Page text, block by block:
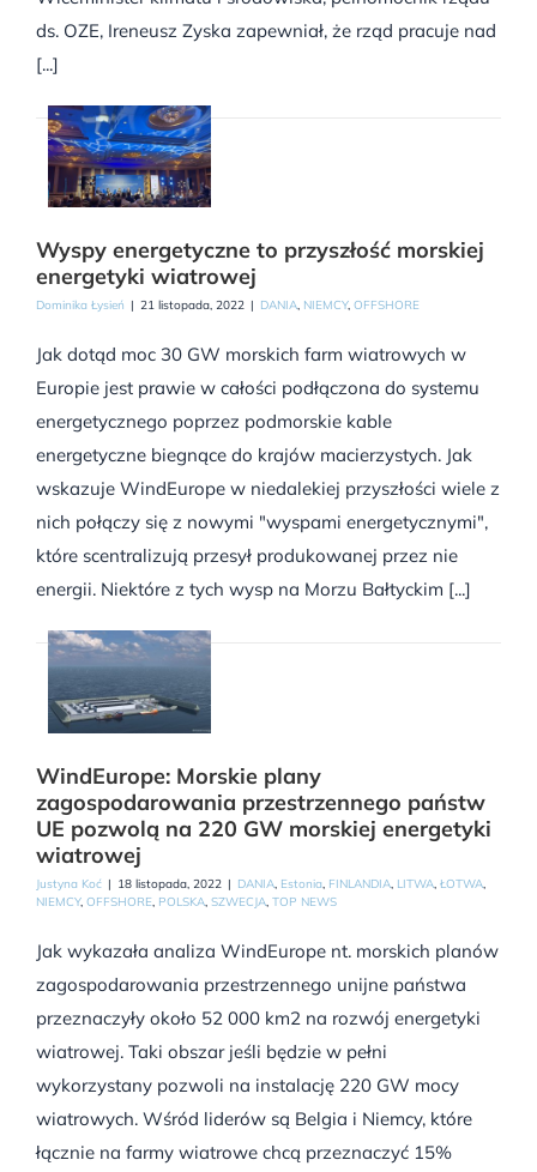
ds. OZE, Ireneusz Zyska zapewniał, że rząd pracuje nad
[...]
Wyspy energetyczne to przyszłość morskiej
energetyki wiatrowej
Dominika Łysień | 21 listopada, 2022 | DANIA, NIEMCY, OFFSHORE
Jak dotąd moc 30 GW morskich farm wiatrowych w
Europie jest prawie w całości podłączona do systemu
energetycznego poprzez podmorskie kable
energetyczne biegnące do krajów macierzystych. Jak
wskazuje WindEurope w niedalekiej przyszłości wiele z
nich połączy się z nowymi "wyspami energetycznymi",
które scentralizują przesył produkowanej przez nie
energii. Niektóre z tych wysp na Morzu Bałtyckim [...]
WindEurope: Morskie plany
zagospodarowania przestrzennego państw
UE pozwolą na 220 GW morskiej energetyki
wiatrowej
Justyna Koć | 18 listopada, 2022 | DANIA, Estonia, FINLANDIA, LITWA, ŁOTWA,
NIEMCY, OFFSHORE, POLSKA, SZWECJA, TOP NEWS
Jak wykazała analiza WindEurope nt. morskich planów
zagospodarowania przestrzennego unijne państwa
przeznaczyły około 52 000 km2 na rozwój energetyki
wiatrowej. Taki obszar jeśli będzie w pełni
wykorzystany pozwoli na instalację 220 GW mocy
wiatrowych. Wśród liderów są Belgia i Niemcy, które
łącznie na farmy wiatrowe chcą przeznaczyć 15%